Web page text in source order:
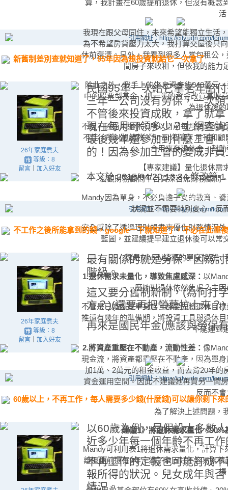
算，我計畫在60歲提前退休，但沒有概念
活
我現在跟父母同住，未來希望能獨立生活
為不希望房貸壓力太大，我打算交屋後只
休前還清。另外，我看到很多人當包租公
間房子來收租，但依我的能力
除此之外，我手上的生息資產約940萬元
中的股票型基金，把一半的資金改買高收
為退休後
不過，因尚未退休，所以目前每月領到的
不佳，所以想請教《Smart智富》月刊和
合用來存退休金、幫
【專家建議】量化退休
宏觀財務顧問平台資深首席財務顧問
Mandy因為單身，不必負擔子女的教育、
狀況並不需要特別憂心，反
安全感除了透過理財規畫來優化財務情況
藍圖，並建議提早建立退休後可以常
像是Mandy這類的單身族群
1.退休需求未量化，導致焦慮感深： 以
麼她對退休依然焦慮？主
不管是已婚還是單身族，都要先將退休目
推還有幾年的準備期，將投資工具與退休
不能達到
2.將資產重壓在不動產，流動性差： 像
現金流，將資產都重壓在不動產，因為單
加1萬、2萬元的租金收益，而去背20年
資金運用空間。因此不建議她再買另一間
反而不
為了解決上述問題，
建議1》將退休需求量化，
Mandy可利用表1將退休需求量化，計算
離退休前還有9年，為了鞏固好不容易累
場
引用網址：https://city.udn.com/
新舊制差別查就知道了，95年因為想投資就給它一次拿了
26年家庭煮夫
等級：8
留言｜ 加入好友
民國95年一次給它拿老年給
三年一公司沒有勞保，一次
不管後來投資成敗，拿了就
現在每月可領多少？上網查
最後幾年還參加到什麼工會
的！因為參加工會的變成非
本文於2015/04/20 13:34 修改第 1
引用網址：https://city.udn.com/
不工作之後所能拿到的錢，google一下就知道了，不必在此重複
26年家庭煮夫
等級：8
留言｜ 加入好友
最有關係的就是勞保。因為
階級。
這又要分舊制新制，(為何打
方？)(還要再把螢幕拉上來？)
再來是國民年金(應該與勞保
引用網址：https://city.udn.com/
60歲以上，不再工作，每人需要多少錢(什麼錢)可以讓你剩下來
以60歲為例，是假設大多數
近多少年每一個年齡不再工
不再工作的定義也可能訂成
報所得的狀況。兒女成年與
情況。